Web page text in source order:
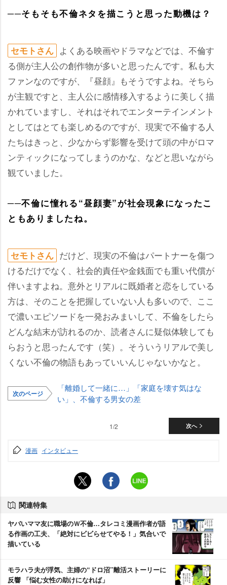
──そもそも不倫ネタを描こうと思った動機は？
セモトさん よくある映画やドラマなどでは、不倫す
る側が主人公の創作物が多いと思ったんです。私も大
ファンなのですが、『昼顔』もそうですよね。そちら
が主観ですと、主人公に感情移入するように美しく描
かれていますし、それはそれでエンターテインメント
としてはとても楽しめるのですが、現実で不倫する人
たちはきっと、少なからず影響を受けて頭の中がロマ
ンティックになってしまうのかな、などと思いながら
観ていました。
──不倫に憧れる“昼顔妻”が社会現象になったこ
ともありましたね。
セモトさん だけど、現実の不倫はパートナーを傷つ
けるだけでなく、社会的責任や金銭面でも重い代償が
伴いますよね。意外とリアルに既婚者と恋をしている
方は、そのことを把握していない人も多いので、ここ
で濃いエピソードを一発おみまいして、不倫をしたら
どんな結末が訪れるのか、読者さんに疑似体験しても
らおうと思ったんです（笑）。そういうリアルで美し
くない不倫の物語もあっていいんじゃないかなと。
次のページ
「離婚して一緒に…」「家庭を壊す気はな
い」、不倫する男女の差
次へ
1/2
漫画 インタビュー
関連特集
ヤバいママ友に職場のＷ不倫…タレコミ漫画作者が語
る作画の工夫、「絶対にビビらせてやる！」気合いで
描いている
モラハラ夫が浮気、主婦の“ドロ沼”離活ストーリーに
反響 「悩む女性の助けになれば」